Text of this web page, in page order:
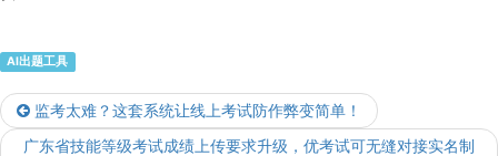
AI出题工具
监考太难？这套系统让线上考试防作弊变简单！
广东省技能等级考试成绩上传要求升级，优考试可无缝对接实名制